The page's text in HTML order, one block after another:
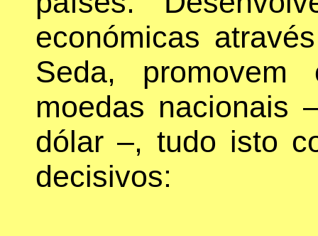
económicas
Seda,
moedas nacionais
dólar –, tudo isto
decisivos: